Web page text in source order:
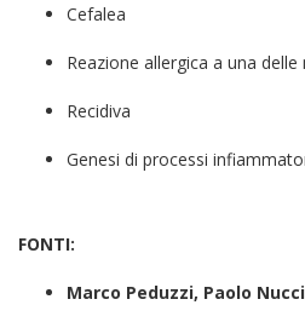
Cefalea
Reazione allergica a una
Recidiva
Genesi di processi
FONTI:
Marco Peduzzi, Paolo